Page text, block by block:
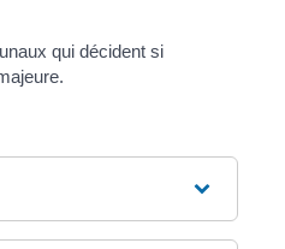
qui décident si